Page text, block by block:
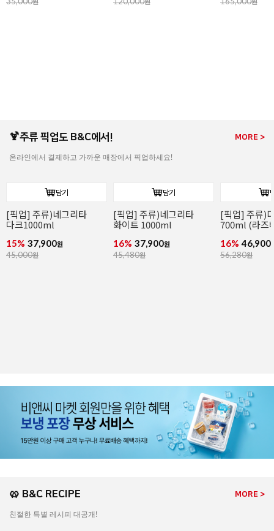
🍹주류 픽업도 B&C에서! MORE >
온라인에서 결제하고 가까운 매장에서 픽업하세요!
담기
[픽업] 주류)디종 산딸기
700ml (라즈베리)
16% 46,900원
56,280원
담기
[픽업] 주류)꼬인트루
(코인트로) 700ml
16% 41,900원
49,900원
[픽업] 주류)
1000ml
16% 86,900
104,280원
🥨 B&C RECIPE MORE >
친절한 특별 레시피 대공개!